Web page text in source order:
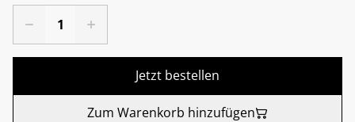
Jetzt bestellen
Zum Warenkorb hinzufügen